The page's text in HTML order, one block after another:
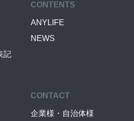
記
CONTENTS
ANYLIFE
NEWS
CONTACT
企業様・自治体様